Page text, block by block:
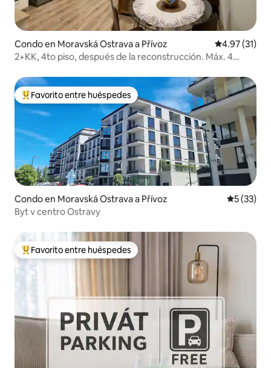
Condo en Moravská Ostrava a Přívoz Calificación
4.97 (31)
2+KK, 4to piso, después de la reconstrucción. Máx. 4
Favorito entre huéspedes preferido
Favorito entre huéspedes
Condo en Moravská Ostrava a Přívoz
5 (33)
Byt v centro Ostravy
Favorito entre huéspedes preferido
Favorito entre huéspedes